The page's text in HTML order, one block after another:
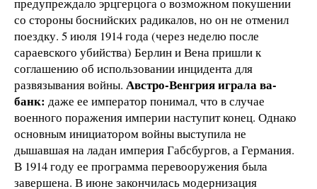
предупреждало эрцгерцога о возможном покушении
со стороны боснийских радикалов, но он не отменил
поездку. 5 июля 1914 года (через неделю после
сараевского убийства) Берлин и Вена пришли к
соглашению об использовании инцидента для
развязывания войны. Австро-Венгрия играла ва-
банк: даже ее император понимал, что в случае
военного поражения империи наступит конец. Однако
основным инициатором войны выступила не
дышавшая на ладан империя Габсбургов, а Германия.
В 1914 году ее программа перевооружения была
завершена. В июне закончилась модернизация